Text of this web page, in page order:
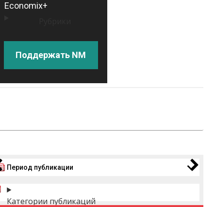
Economix+
Поддержать NM
Период публикации
Категории публикаций